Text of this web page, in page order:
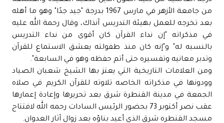
من جامعة الأزهر في مارس 1967 بدرجة "جيد جدًا" وهو ما أهله
بعد تخرجه للعمل بهيئة التدريس آنذاك، وقال رحمة الله عليه
في مذكراته "إن نداء القرآن كان أقوى من نداء التدريس
بالنسبه له" و"إنه كان منذ طفولته يعشق الاستماع للقرآن
وتدبر معانيه وتفسيره حتى أتم حفظه وهو في السابعة".
ومن العلامات التاريخية التي يعتز بها الشيخ شعبان الصياد
وودونها في مذكراته الخاصه تلاوته للقرآن الكريم في صلاه
الجمعة في مدينة القنطرة شرق بعد تحريرها وإعادة إعمارها
عقب نصر أكتوبر 73 بحضور الرئيس السادات رحمه الله لافتتاح
مسجد القنطره شرق الذي أعيد بناؤه بعد زوال آثار العدوان.